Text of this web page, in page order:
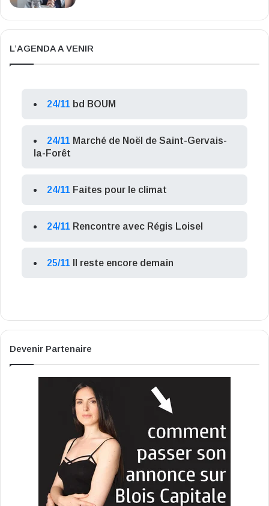
L’AGENDA A VENIR
24/11 bd BOUM
24/11 Marché de Noël de Saint-Gervais-
la-Forêt
24/11 Faites pour le climat
24/11 Rencontre avec Régis Loisel
25/11 Il reste encore demain
Devenir Partenaire